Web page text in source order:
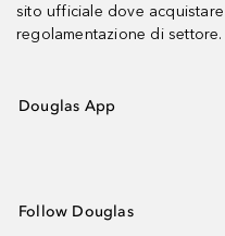
sito ufficiale dove
regolamentazione di settore.
Douglas App
Follow Douglas